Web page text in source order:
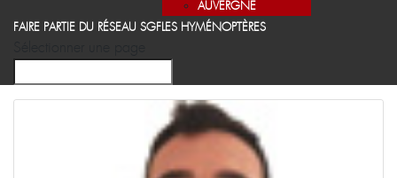
AUVERGNE
FAIRE PARTIE DU RÉSEAU SGFLES HYMÉNOPTÈRES